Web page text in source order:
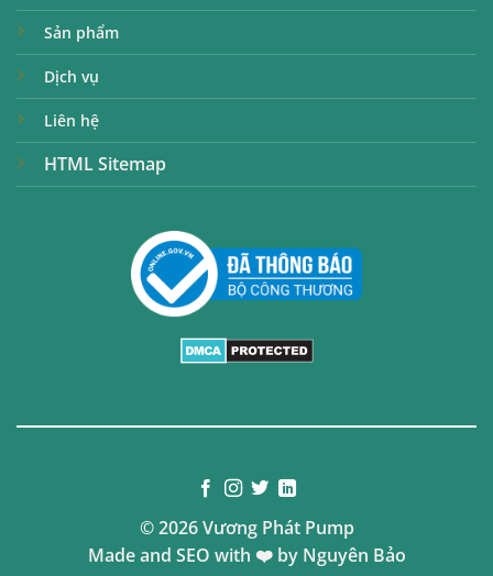
Sản phẩm
Dịch vụ
Liên hệ
HTML Sitemap
© 2026 Vương Phát Pump
Made and SEO with ❤️ by Nguyên Bảo